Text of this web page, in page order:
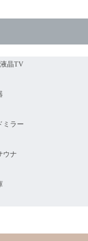
晶TV
ミラー
ウナ